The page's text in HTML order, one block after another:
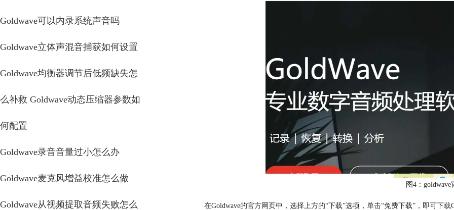
Goldwave可以内录系统声音吗
Goldwave立体声混音捕获如何设置
Goldwave均衡器调节后低频缺失怎
么补救 Goldwave动态压缩器参数如
何配置
Goldwave录音音量过小怎么办
Goldwave麦克风增益校准怎么做
Goldwave从视频提取音频失败怎么
图4：
在Goldwave的官方网页中，选择上方的“下载”选项，单击“免费下载”，即可下